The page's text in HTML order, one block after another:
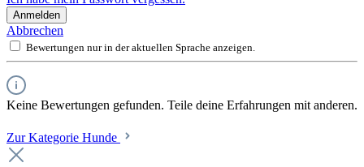
Anmelden
Abbrechen
Bewertungen nur in der aktuellen Sprache anzeigen.
Keine Bewertungen gefunden. Teile deine Erfahrungen mit anderen.
Zur Kategorie Hunde